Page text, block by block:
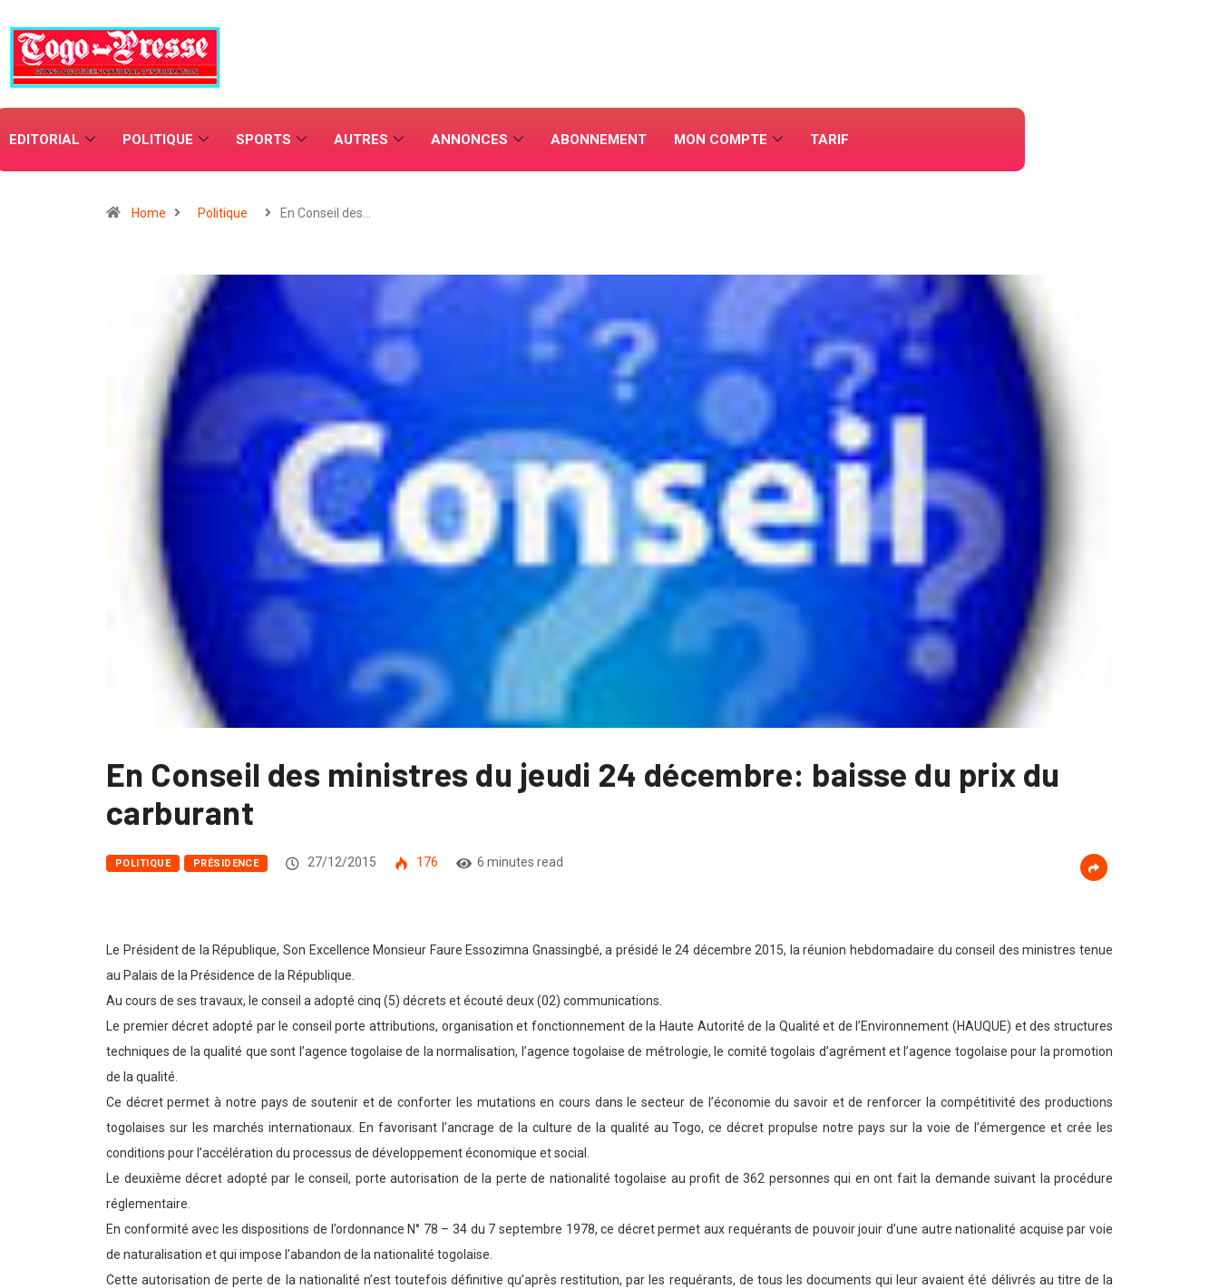
EDITORIAL POLITIQUE SPORTS AUTRES ANNONCES ABONNEMENT MON COMPTE TARIF
Home Politique En Conseil des…
En Conseil des ministres du jeudi 24 décembre: baisse du prix du
carburant
POLITIQUE PRÉSIDENCE 27/12/2015 176 6 minutes read
Le Président de la République, Son Excellence Monsieur Faure Essozimna Gnassingbé, a présidé le 24 décembre 2015, la réunion hebdomadaire du conseil des ministres tenue
au Palais de la Présidence de la République.
Au cours de ses travaux, le conseil a adopté cinq (5) décrets et écouté deux (02) communications.
Le premier décret adopté par le conseil porte attributions, organisation et fonctionnement de la Haute Autorité de la Qualité et de l’Environnement (HAUQUE) et des structures
techniques de la qualité que sont l’agence togolaise de la normalisation, l’agence togolaise de métrologie, le comité togolais d’agrément et l’agence togolaise pour la promotion
de la qualité.
Ce décret permet à notre pays de soutenir et de conforter les mutations en cours dans le secteur de l’économie du savoir et de renforcer la compétitivité des productions
togolaises sur les marchés internationaux. En favorisant l’ancrage de la culture de la qualité au Togo, ce décret propulse notre pays sur la voie de l’émergence et crée les
conditions pour l’accélération du processus de développement économique et social.
Le deuxième décret adopté par le conseil, porte autorisation de la perte de nationalité togolaise au profit de 362 personnes qui en ont fait la demande suivant la procédure
réglementaire.
En conformité avec les dispositions de l’ordonnance N° 78 – 34 du 7 septembre 1978, ce décret permet aux requérants de pouvoir jouir d’une autre nationalité acquise par voie
de naturalisation et qui impose l’abandon de la nationalité togolaise.
Cette autorisation de perte de la nationalité n’est toutefois définitive qu’après restitution, par les requérants, de tous les documents qui leur avaient été délivrés au titre de la